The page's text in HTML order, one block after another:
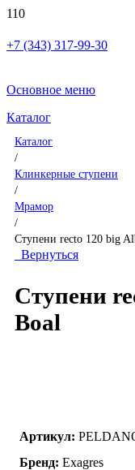
+7 (343) 317-99-30
Основное меню
Каталог
Каталог
/
Клинкерные ступени
/
Мрамор
/
Ступени recto 120 big
Вернуться
Ступени
Boal
Артикул:
Бренд: Exagres